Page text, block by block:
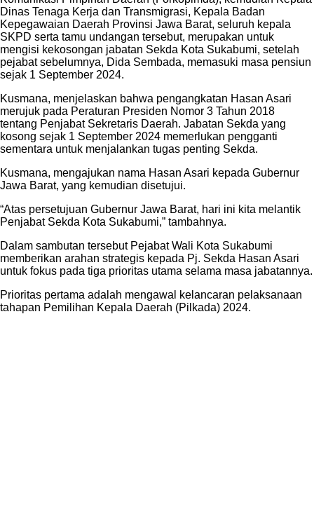
Dinas Tenaga Kerja dan Transmigrasi, Kepala Badan
Kepegawaian Daerah Provinsi Jawa Barat, seluruh kepala
SKPD serta tamu undangan tersebut, merupakan untuk
mengisi kekosongan jabatan Sekda Kota Sukabumi, setelah
pejabat sebelumnya, Dida Sembada, memasuki masa pensiun
sejak 1 September 2024.
Kusmana, menjelaskan bahwa pengangkatan Hasan Asari
merujuk pada Peraturan Presiden Nomor 3 Tahun 2018
tentang Penjabat Sekretaris Daerah. Jabatan Sekda yang
kosong sejak 1 September 2024 memerlukan pengganti
sementara untuk menjalankan tugas penting Sekda.
Kusmana, mengajukan nama Hasan Asari kepada Gubernur
Jawa Barat, yang kemudian disetujui.
“Atas persetujuan Gubernur Jawa Barat, hari ini kita melantik
Penjabat Sekda Kota Sukabumi,” tambahnya.
Dalam sambutan tersebut Pejabat Wali Kota Sukabumi
memberikan arahan strategis kepada Pj. Sekda Hasan Asari
untuk fokus pada tiga prioritas utama selama masa jabatannya.
Prioritas pertama adalah mengawal kelancaran pelaksanaan
tahapan Pemilihan Kepala Daerah (Pilkada) 2024.